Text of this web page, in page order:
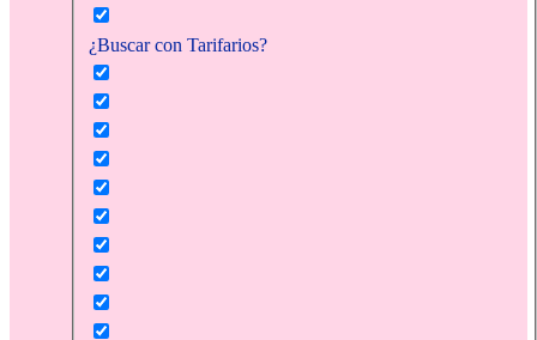
¿Buscar con Tarifarios?